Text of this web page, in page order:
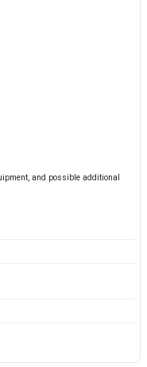
and possible additional